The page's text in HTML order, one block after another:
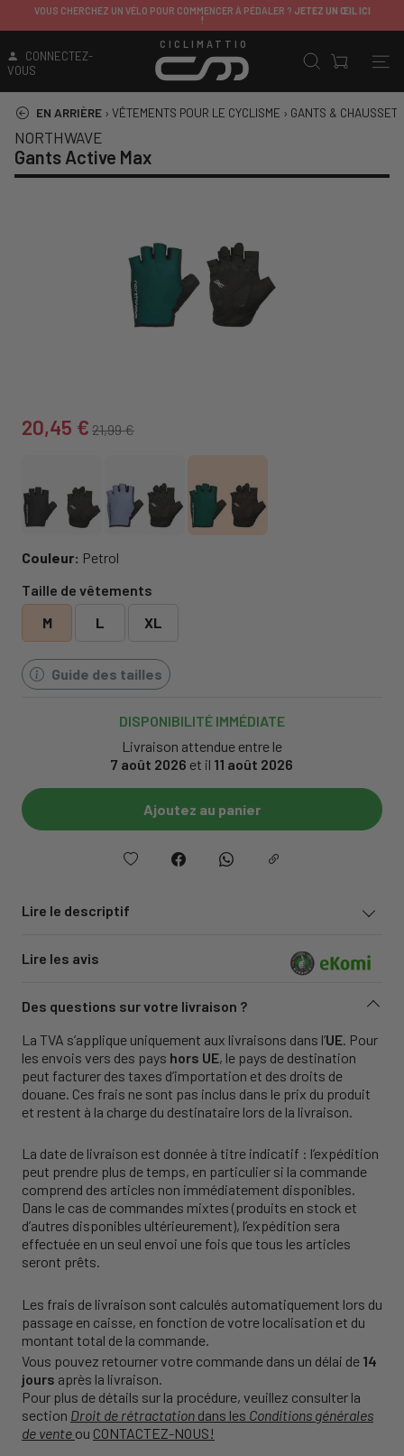
ITALIE: LIVRAISON GRATUITE AU-DESSUS
SAUF CONTRIBUTIONS DE LIVRAISON APPLIQUÉES
JETEZ UN ŒIL ICI
CONNECTEZ-
VOUS
CICLIMATTIO
EN ARRIÈRE › VÊTEMENTS POUR LE CYCLISME › GANTS &
NORTHWAVE
Gants Active Max
20,45 € 21,99 €
Couleur: Petrol
Taille de vêtements
M
L XL
Guide des tailles
DISPONIBILITÉ IMMÉDIATE
Livraison attendue entre le
7 août 2026 et il 11 août 2026
Ajoutez au panier
Lire le descriptif
Lire les avis
Des questions sur votre livraison ?
La TVA s’applique uniquement aux livraisons dans l’UE. Pour
les envois vers des pays hors UE, le pays de destination
peut facturer des taxes d’importation et des droits de
douane. Ces frais ne sont pas inclus dans le prix du produit
et restent à la charge du destinataire lors de la livraison.
La date de livraison est donnée à titre indicatif : l’expédition
peut prendre plus de temps, en particulier si la commande
comprend des articles non immédiatement disponibles.
Dans le cas de commandes mixtes (produits en stock et
d’autres disponibles ultérieurement), l’expédition sera
effectuée en un seul envoi une fois que tous les articles
seront prêts.
Les frais de livraison sont calculés automatiquement lors du
passage en caisse, en fonction de votre localisation et du
montant total de la commande.
Vous pouvez retourner votre commande dans un délai de 14
jours après la livraison.
Pour plus de détails sur la procédure, veuillez consulter la
section Droit de rétractation dans les Conditions générales
de vente ou CONTACTEZ-NOUS!